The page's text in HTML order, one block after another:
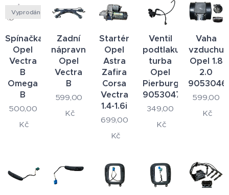
Spínačka
Opel
Vectra
B
Omega
B
Vyprodáno
500,00
Kč
Zadní
nápravnice
Opel
Vectra
B
599,00
Kč
Startér
Opel
Astra
Zafira
Corsa
Vectra
1.4-1.6i
699,00
Kč
Ventil
podtlaku
turba
Opel
Pierburg
90530479
349,00
Kč
Vaha
vzduchu
Opel 1.8
2.0
599,00
Kč